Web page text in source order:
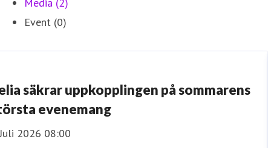
Event (0)
säkrar uppkopplingen på sommarens
evenemang
2026 08:00